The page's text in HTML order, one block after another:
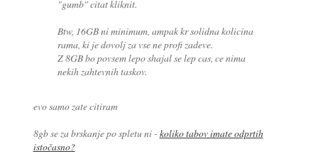
"gumb" citat kliknit.
Btw, 16GB ni minimum, ampak kr solidna kolicina
rama, ki je dovolj za vse ne profi zadeve.
Z 8GB bo povsem lepo shajal se lep cas, ce nima
nekih zahtevnih taskov.
evo samo zate citiram
8gb se za brskanje po spletu ni - koliko tabov imate odprtih
istočasno?